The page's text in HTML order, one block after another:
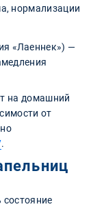
нормализации
«Лаеннек») —
на домашний
от
.